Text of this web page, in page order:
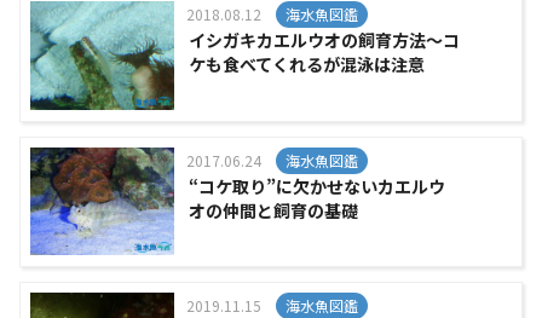
2018.08.12 海水魚図鑑
イシガキカエルウオの飼育方法～コ
ケも食べてくれるが混泳は注意
2017.06.24 海水魚図鑑
“コケ取り”に欠かせないカエルウ
オの仲間と飼育の基礎
2019.11.15 海水魚図鑑